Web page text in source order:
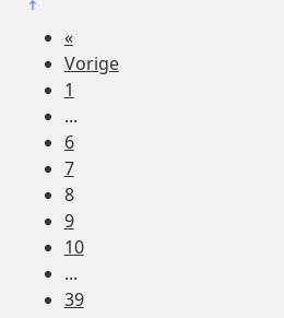
«
Vorige
1
...
6
7
8
9
10
...
39